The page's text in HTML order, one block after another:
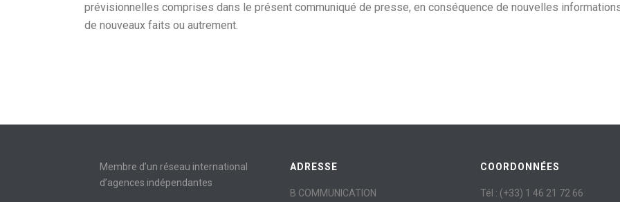
prévisionnelles comprises dans le présent communiqué de presse, en conséquence de nouvelles
de nouveaux faits ou autrement.
Membre d’un réseau international
d’agences indépendantes
ADRESSE
B COMMUNICATION
COORDONNÉES
Tél : (+33) 1 46 21 72 66